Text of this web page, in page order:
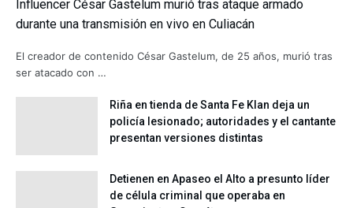
Influencer César Gastelum murió tras ataque armado
durante una transmisión en vivo en Culiacán
El creador de contenido César Gastelum, de 25 años, murió tras
ser atacado con …
Riña en tienda de Santa Fe Klan deja un
policía lesionado; autoridades y el cantante
presentan versiones distintas
Detienen en Apaseo el Alto a presunto líder
de célula criminal que operaba en